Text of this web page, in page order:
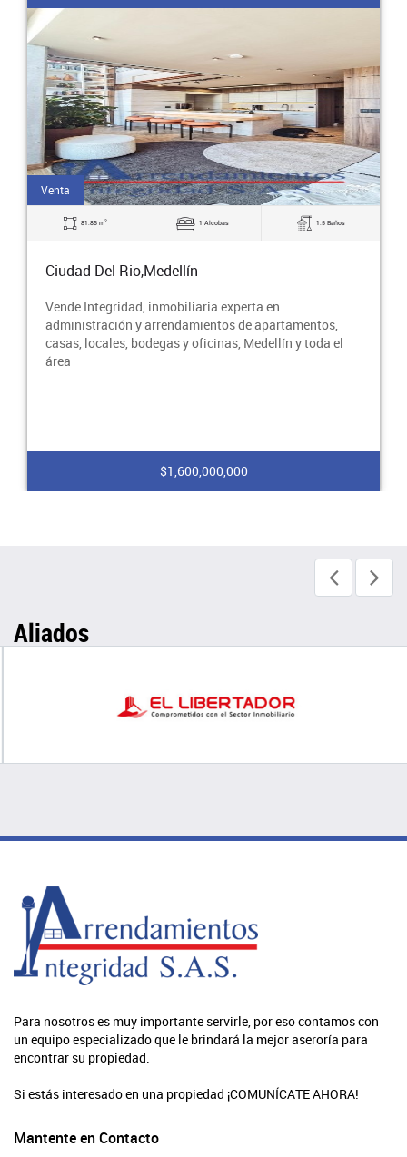
Venta
81.85 m2 1 Alcobas 1.5 Baños
Ciudad Del Rio,Medellín
Vende Integridad, inmobiliaria experta en
administración y arrendamientos de apartamentos,
casas, locales, bodegas y oficinas, Medellín y toda el
área
$1,600,000,000
Aliados
Para nosotros es muy importante servirle, por eso contamos con
un equipo especializado que le brindará la mejor aseroría para
encontrar su propiedad.
Si estás interesado en una propiedad ¡COMUNÍCATE AHORA!
Mantente en Contacto